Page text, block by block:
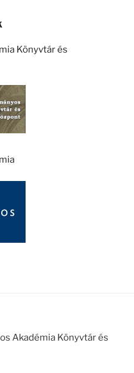
Könyvtár és
Akadémia Könyvtár és